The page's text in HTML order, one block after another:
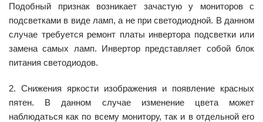
Подобный признак возникает зачастую у мониторов с
подсветками в виде ламп, а не при светодиодной. В данном
случае требуется ремонт платы инвертора подсветки или
замена самых ламп. Инвертор представляет собой блок
питания светодиодов.
2. Снижения яркости изображения и появление красных
пятен. В данном случае изменение цвета может
наблюдаться как по всему монитору, так и в отдельной его